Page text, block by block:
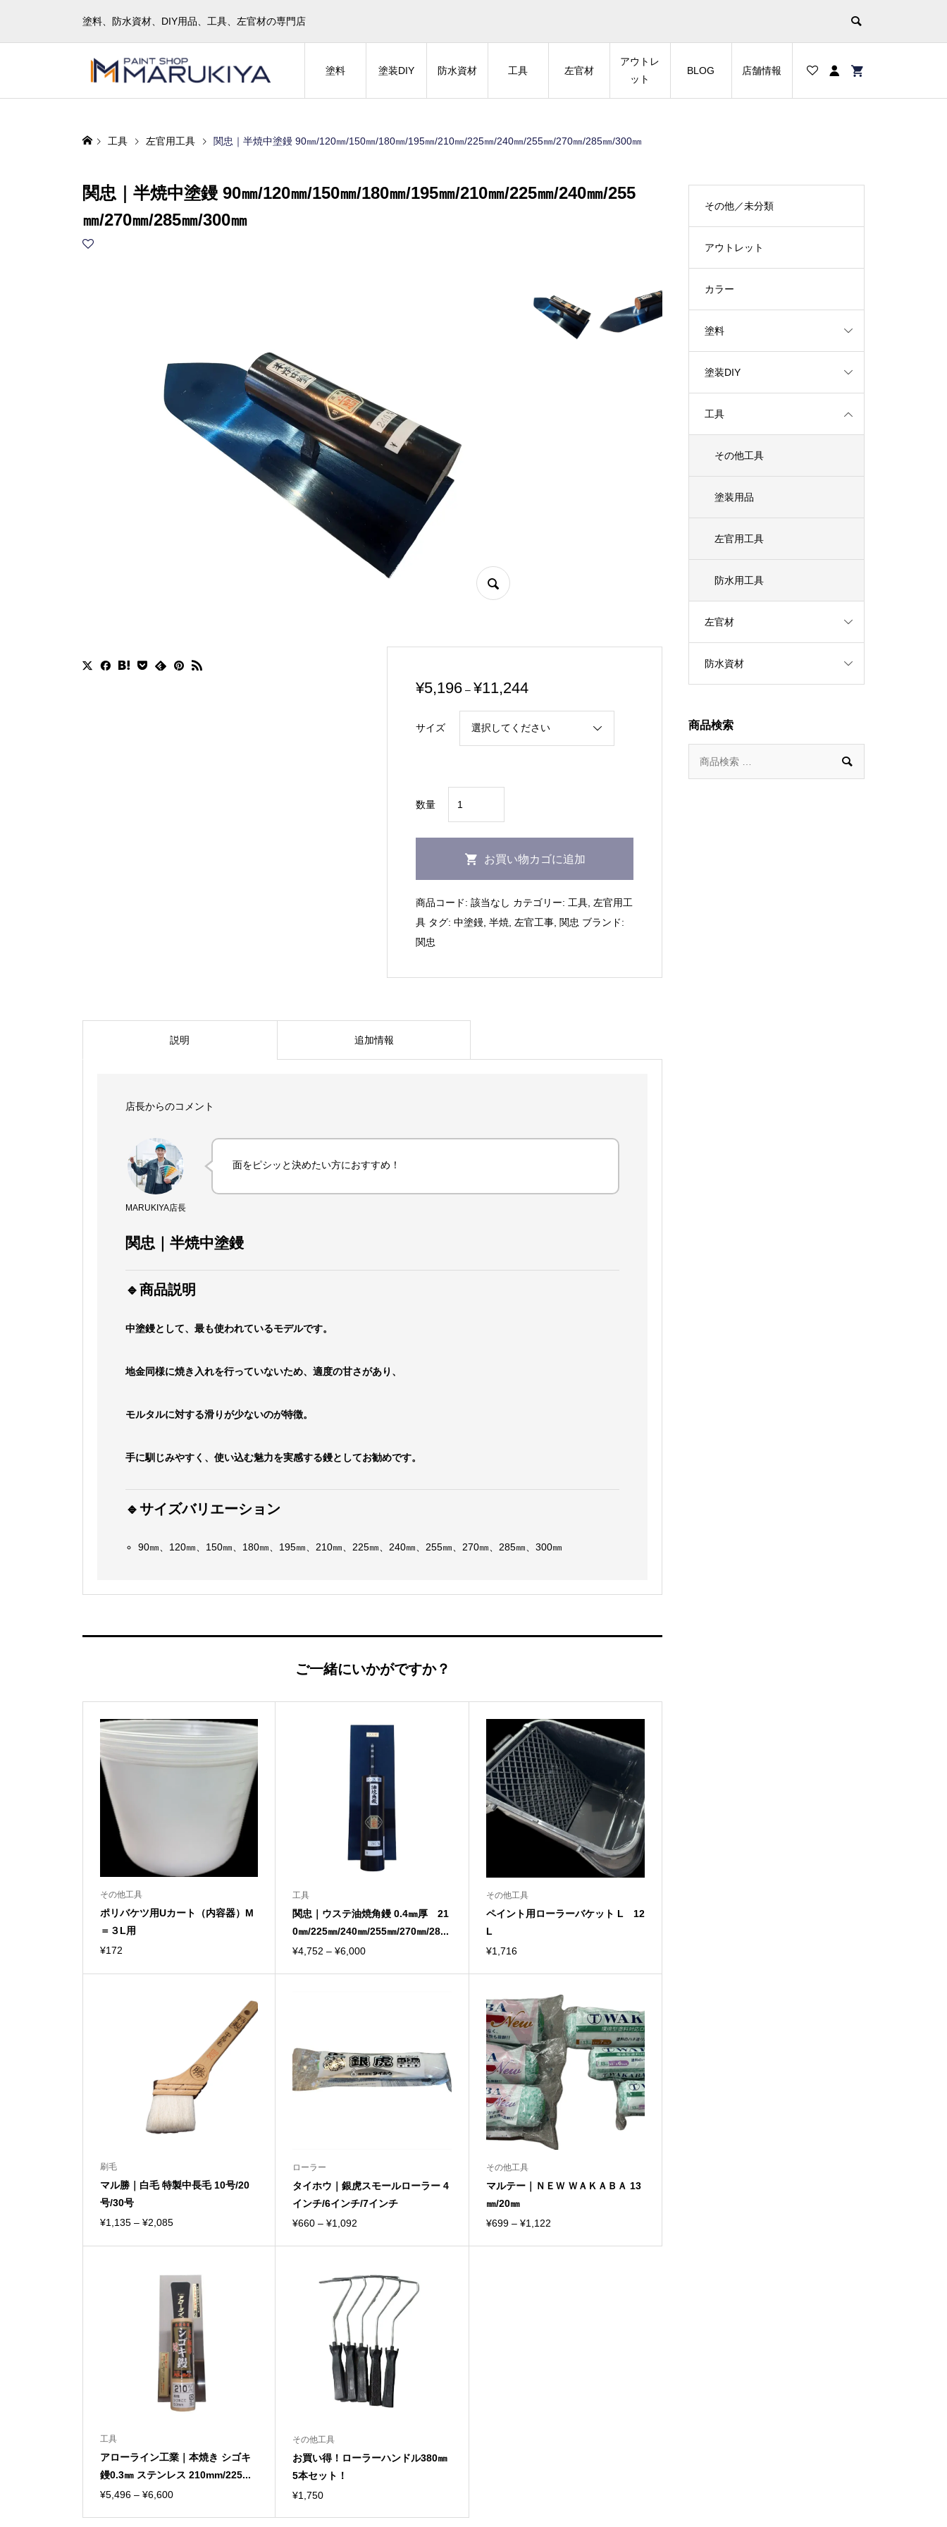
塗料、防水資材、DIY用品、工具、左官材の専門店
塗料 塗装DIY 防水資材 工具 左官材
アウトレ
ット
BLOG 店舗情報
工具 左官用工具 関忠｜半焼中塗鏝 90㎜/120㎜/150㎜/180㎜/195㎜/210㎜/225㎜/240㎜/255㎜/270㎜/285㎜/300㎜
関忠｜半焼中塗鏝 90㎜/120㎜/150㎜/180㎜/195㎜/210㎜/225㎜/240㎜/255
㎜/270㎜/285㎜/300㎜
¥5,196 – ¥11,244
サイズ
数量
｜
㎜
お買い物カゴに追加
商品コード:該当なし カテゴリー: 工具 左官用工
具 タグ:中塗鏝 ,半焼 左官工事 関忠 ブランド:
関忠
説明 追加情報
店長からのコメント
MARUKIYA店長
面をピシッと決めたい方におすすめ！
関忠｜半焼中塗鏝
🔹商品説明
中塗鏝として、最も使われているモデルです。
地金同様に焼き入れを行っていないため、適度の甘さがあり、
モルタルに対する滑りが少ないのが特徴。
手に馴じみやすく、使い込む魅力を実感する鏝としてお勧めです。
🔹サイズバリエーション
90㎜、120㎜、150㎜、180㎜、195㎜、210㎜、225㎜、240㎜、255㎜、270㎜、285㎜、300㎜
ご一緒にいかがですか？
その他工具
ポリバケツ用Uカート（内容器）M
＝３L用
¥172
工具
関忠｜ウステ油焼角鏝 0.4㎜厚 21
0㎜/225㎜/240㎜/255㎜/270㎜/28...
¥4,752 –¥6,000価
その他工具
ペイント用ローラーバケット L 12
L
¥1,716
刷毛
マル勝｜白毛 特製中長毛 10号/20
号/30号
¥1,135 – ¥2,085価
¥1,135
–
¥2,085
ローラー
タイホウ｜銀虎スモールローラー 4
インチ/6インチ/7インチ
¥660 –¥1,092
¥660
–
¥1,092
その他工具
マルテー｜ＮＥＷ ＷＡＫＡＢＡ 13
㎜/20㎜
¥699 – ¥1,122価
工具
アローライン工業｜本焼き シゴキ
鏝0.3㎜ ステンレス 210mm/225...
¥5,496 – ¥6,600価
その他工具
お買い得！ローラーハンドル380㎜
5本セット！
¥1,750
その他／未分類
アウトレット
カラー
塗料
塗装DIY
工具
その他工具
塗装用品
左官用工具
防水用工具
左官材
防水資材
商品検索
